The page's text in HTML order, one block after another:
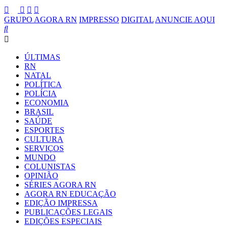
GRUPO AGORA RN IMPRESSO DIGITAL ANUNCIE AQUI
ÚLTIMAS
RN
NATAL
POLÍTICA
POLÍCIA
ECONOMIA
BRASIL
SAÚDE
ESPORTES
CULTURA
SERVIÇOS
MUNDO
COLUNISTAS
OPINIÃO
SÉRIES AGORA RN
AGORA RN EDUCAÇÃO
EDIÇÃO IMPRESSA
PUBLICAÇÕES LEGAIS
EDIÇÕES ESPECIAIS